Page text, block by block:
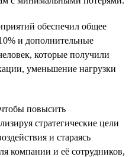
обеспечил общее
и дополнительные
которые получили
уменьшение нагрузки
повысить
стратегические цели
и стараясь
компании и её сотрудников,